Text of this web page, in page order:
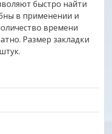
быстро найти
в применении и
времени
Размер закладки